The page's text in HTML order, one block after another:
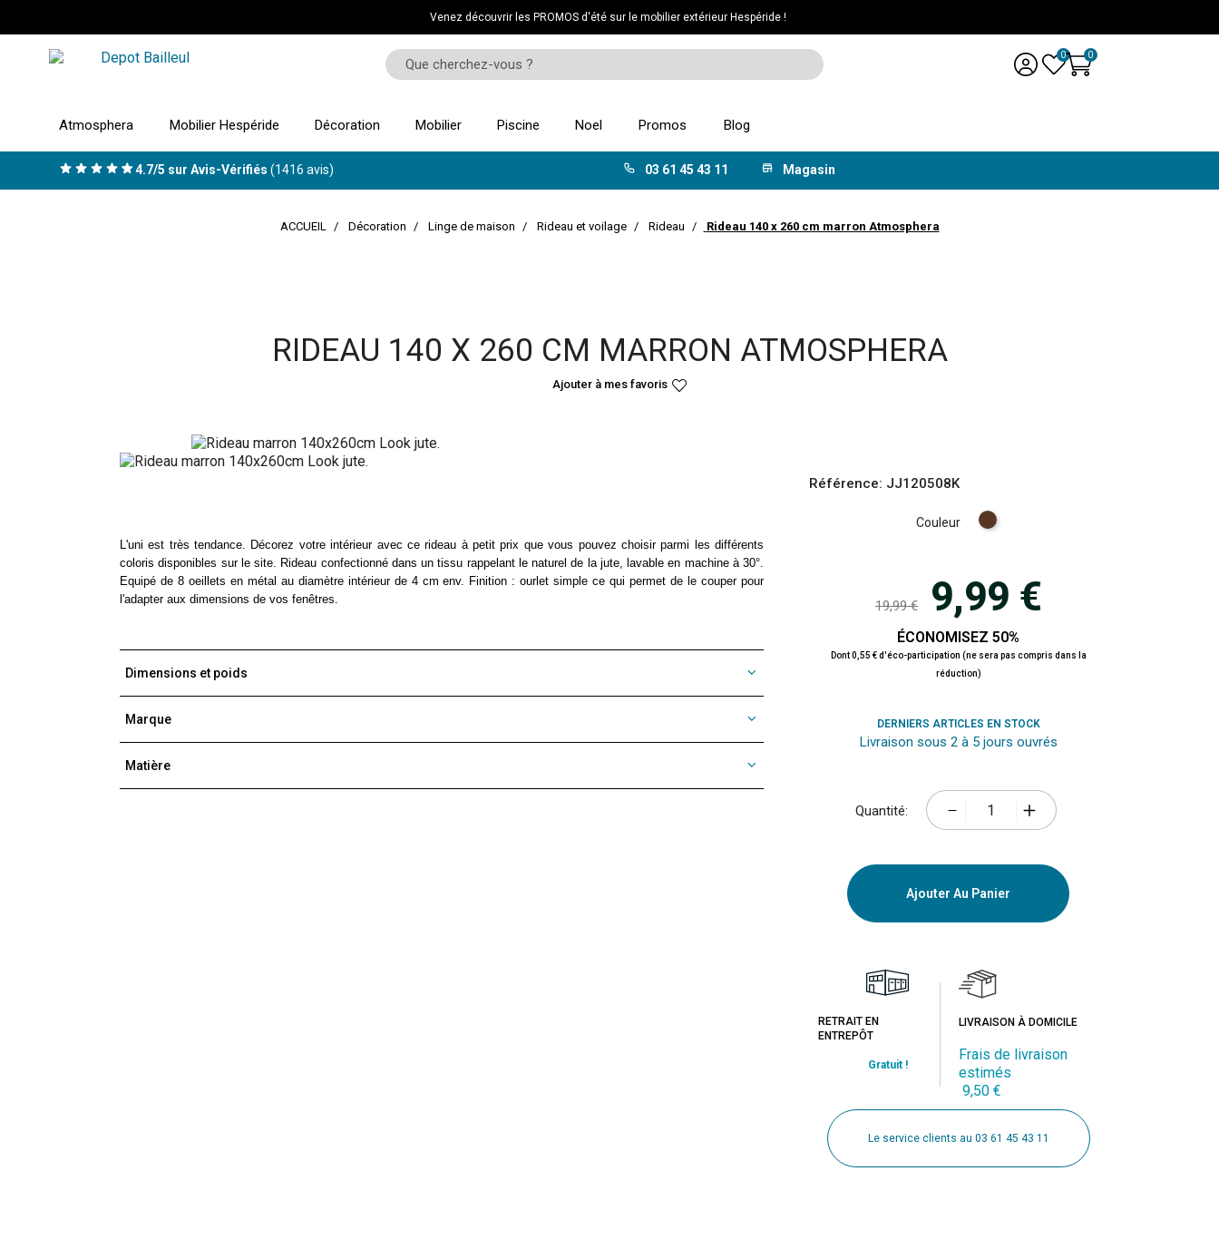
Venez découvrir les PROMOS d'été sur le mobilier extérieur Hespéride !
0 0
Atmosphera Mobilier Hespéride Décoration Mobilier Piscine Noel Promos Blog
4.7/5 sur Avis-Vérifiés (1416 avis) 03 61 45 43 11 Magasin
ACCUEIL Décoration Linge de maison Rideau et voilage Rideau Rideau 140 x 260 cm marron Atmosphera
RIDEAU 140 X 260 CM MARRON ATMOSPHERA
L'uni est très tendance. Décorez votre intérieur avec ce rideau à petit prix que vous pouvez choisir parmi les différents
coloris disponibles sur le site. Rideau confectionné dans un tissu rappelant le naturel de la jute, lavable en machine à 30°.
Equipé de 8 oeillets en métal au diamètre intérieur de 4 cm env. Finition : ourlet simple ce qui permet de le couper pour
l'adapter aux dimensions de vos fenêtres.
Dimensions et poids
Marque
Matière
Référence: JJ120508K
Couleur
Chocolat
19,99 € 9,99 €
ÉCONOMISEZ 50%
Dont 0,55 € d'éco-participation (ne sera pas compris dans la
réduction)
DERNIERS ARTICLES EN STOCK
Livraison sous 2 à 5 jours ouvrés
Quantité:
Ajouter Au Panier
RETRAIT EN
ENTREPÔT
Gratuit !
LIVRAISON À DOMICILE
Frais de livraison
estimés
9,50 €
Le service clients au 03 61 45 43 11